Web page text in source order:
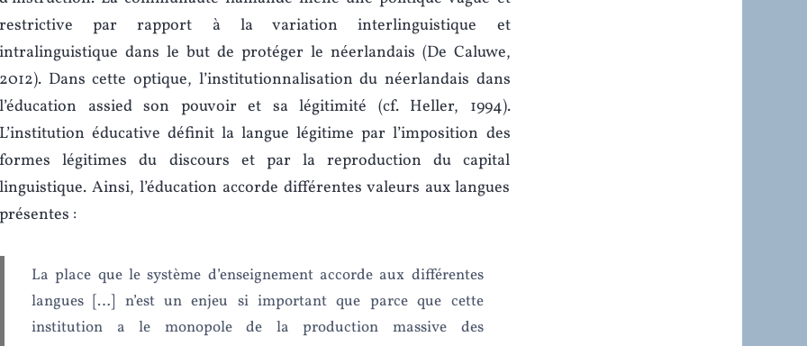
restrictive par rapport à la variation interlinguistique et
intralinguistique dans le but de protéger le néerlandais (De Caluwe,
2012). Dans cette optique, l’institutionnalisation du néerlandais dans
l’éducation assied son pouvoir et sa légitimité (cf. Heller, 1994).
L’institution éducative définit la langue légitime par l’imposition des
formes légitimes du discours et par la reproduction du capital
linguistique. Ainsi, l’éducation accorde différentes valeurs aux langues
présentes :
La place que le système d’enseignement accorde aux différentes
langues […] n’est un enjeu si important que parce que cette
institution a le monopole de la production massive des